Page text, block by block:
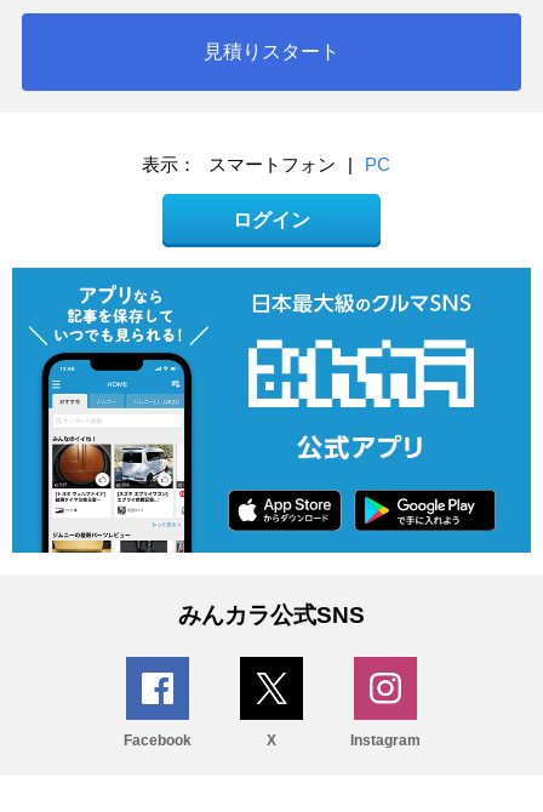
見積りスタート
表示： スマートフォン | PC
ログイン
みんカラ公式SNS
Facebook X Instagram